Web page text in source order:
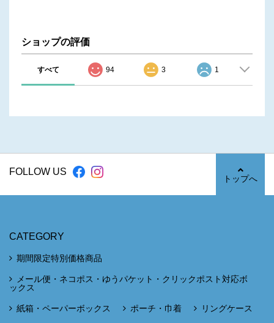
ショップの評価
すべて 94 3 1
FOLLOW US
トップへ
CATEGORY
期間限定特別価格商品
メール便・ネコポス・ゆうパケット・クリックポスト対応ボ
ックス
紙箱・ペーパーボックス ポーチ・巾着 リングケース